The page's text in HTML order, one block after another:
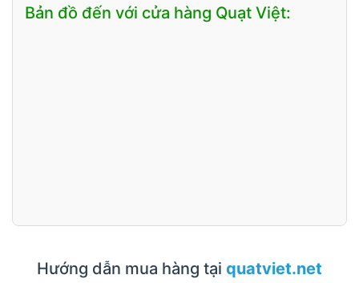
Bản đồ đến với cửa hàng Quạt Việt:
Hướng dẫn mua hàng tại quatviet.net